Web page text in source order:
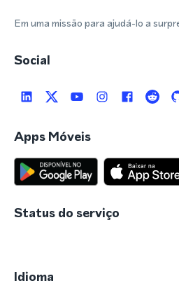
Em uma missão para ajudá-lo a
Social
Apps Móveis
Status do serviço
Idioma